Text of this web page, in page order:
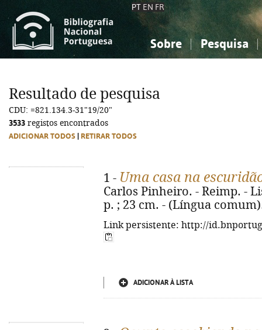
PT EN FR
Sobre Pesquisa
Ciências sociais...
Ciências sociais...
Resultado de pesquisa
CDU: =821.134.3-31"19/20"
3533 registos encontrados
ADICIONAR TODOS RETIRAR TODOS
1 - Uma casa na
Carlos Pinheiro. - Reimp. -
p. ; 23 cm. - (Língua
Link persistente: http://
ADICIONAR À LISTA